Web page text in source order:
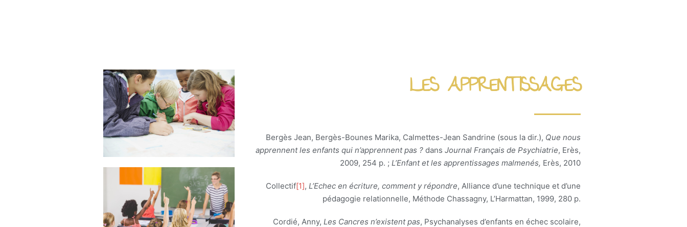
LES APPRENTISSAGES
Bergès Jean, Bergès-Bounes Marika, Calmettes-Jean Sandrine (sous la dir.), Que nous
apprennent les enfants qui n’apprennent pas ?dans Journal Français de Psychiatrie, Erès,
2009, 254 p. ; L’Enfant et les apprentissages malmenés, Erès, 2010
Collectif[1], L’Echec en écriture, comment y répondre, Alliance d’une technique et d’une
pédagogie relationnelle, Méthode Chassagny, L’Harmattan, 1999, 280 p.
Cordié, Anny, Les Cancres n’existent pas, Psychanalyses d’enfants en échec scolaire,